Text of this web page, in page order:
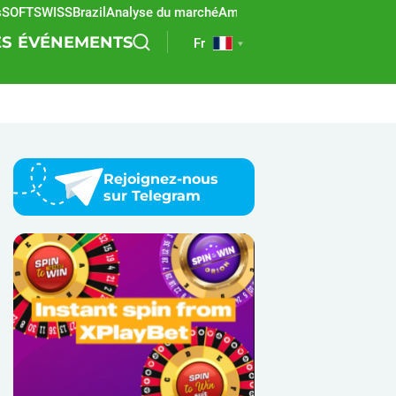
BrazilAnalyse du marchéAmérique latine
ÉVÉNEMENTS Fr
Rejoignez-nous
sur Telegram